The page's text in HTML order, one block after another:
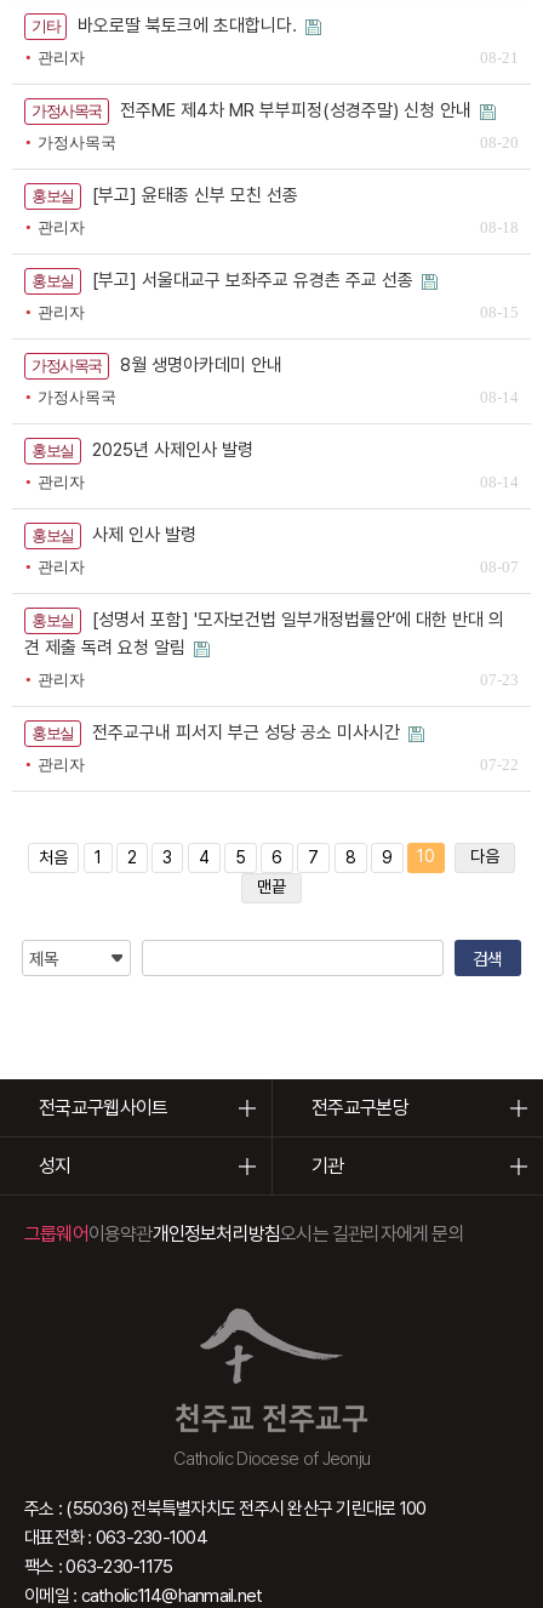
기타 바오로딸 북토크에 초대합니다.
관리자 08-21
가정사목국 전주ME 제4차 MR 부부피정(성경주말) 신청 안내
가정사목국 08-20
홍보실 [부고] 윤태종 신부 모친 선종
관리자 08-18
홍보실 [부고] 서울대교구 보좌주교 유경촌 주교 선종
관리자 08-15
가정사목국 8월 생명아카데미 안내
가정사목국 08-14
홍보실 2025년 사제인사 발령
관리자 08-14
홍보실 사제 인사 발령
관리자 08-07
홍보실
[성명서 포함] '모자보건법 일부개정법률안’에 대한 반대 의
견 제출 독려 요청 알림
관리자 07-23
홍보실 전주교구내 피서지 부근 성당 공소 미사시간
관리자 07-22
처음 1 2 3 4 5 6 7 8 9 10
다음
맨끝
전국교구웹사이트 전주교구본당
성지 기관
천주교 전주교구
Catholic Diocese of Jeonju
그룹웨어이용약관개인정보처리방침오시는 길관리자에게 문의
주소 : (55036) 전북특별자치도 전주시 완산구 기린대로 100
대표전화 : 063-230-1004
팩스 : 063-230-1175
이메일 : catholic114@hanmail.net